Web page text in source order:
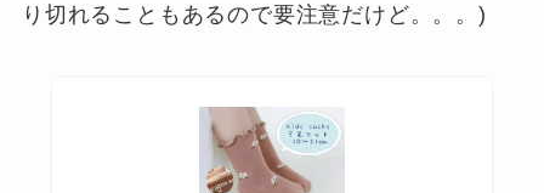
り切れることもあるので要注意だけど。。。)